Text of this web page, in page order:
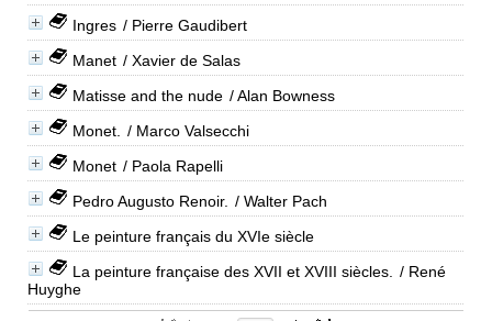
Ingres / Pierre Gaudibert
Manet / Xavier de Salas
Matisse and the nude / Alan Bowness
Monet.
/ Marco Valsecchi
Monet / Paola Rapelli
Pedro Augusto Renoir. / Walter Pach
Le peinture français du XVIe siècle
La peinture française des XVII et XVIII siècles.
/ René
Huyghe